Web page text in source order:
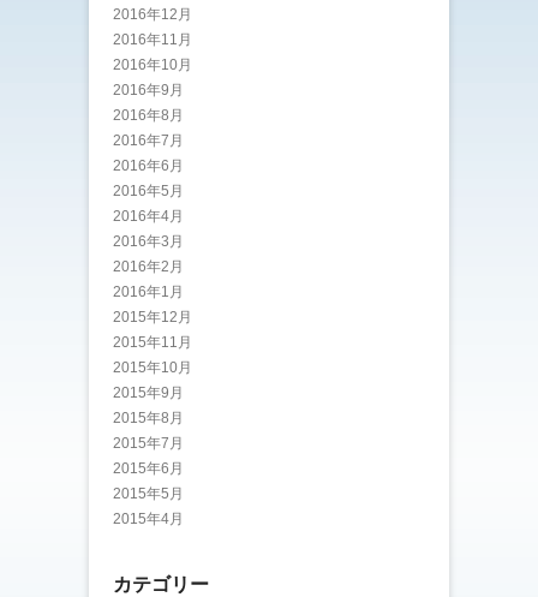
2016年12月
2016年11月
2016年10月
2016年9月
2016年8月
2016年7月
2016年6月
2016年5月
2016年4月
2016年3月
2016年2月
2016年1月
2015年12月
2015年11月
2015年10月
2015年9月
2015年8月
2015年7月
2015年6月
2015年5月
2015年4月
カテゴリー